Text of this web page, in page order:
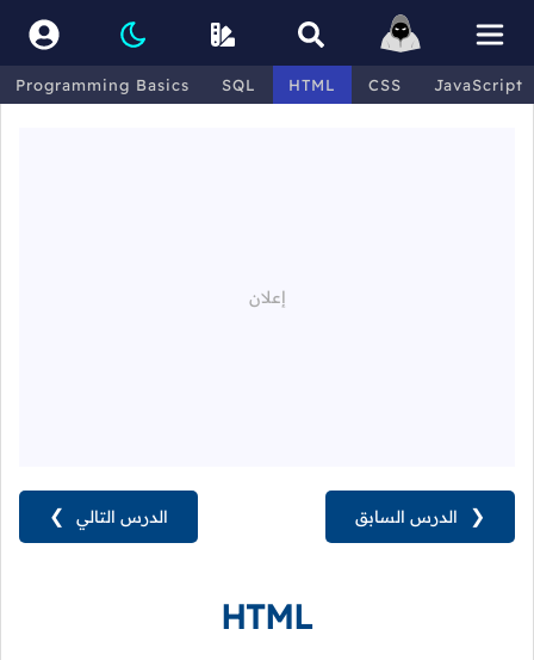
Programming Basics SQL HTML CSS JavaScript
الدرس التالي ❯ ❮ الدرس السابق
HTML